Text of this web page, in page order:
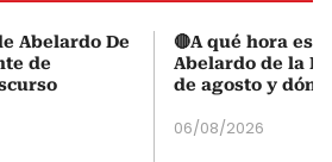
Abelardo De
de
🔴A qué hora es
Abelardo de la
de agosto y
06/08/2026